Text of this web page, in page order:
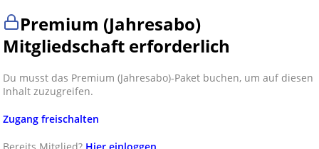
Premium (Jahresabo)
Mitgliedschaft erforderlich
Du musst das Premium (Jahresabo)-Paket buchen, um auf diesen
Inhalt zuzugreifen.
Zugang freischalten